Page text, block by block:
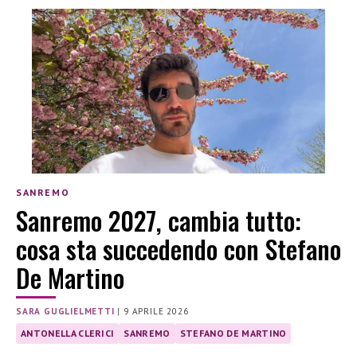
SANREMO
Sanremo 2027, cambia tutto:
cosa sta succedendo con Stefano
De Martino
SARA GUGLIELMETTI | 9 APRILE 2026
ANTONELLA CLERICI SANREMO STEFANO DE MARTINO